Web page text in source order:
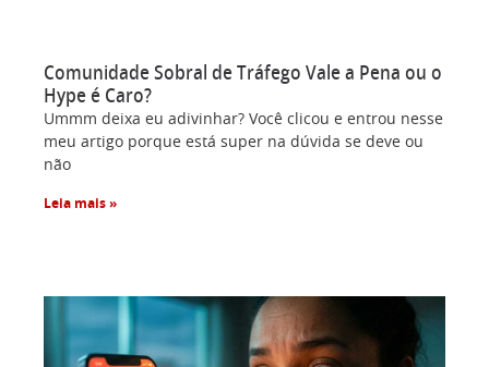
Comunidade Sobral de Tráfego Vale a Pena ou o
Hype é Caro?
Ummm deixa eu adivinhar? Você clicou e entrou nesse
meu artigo porque está super na dúvida se deve ou
não
Leia mais »